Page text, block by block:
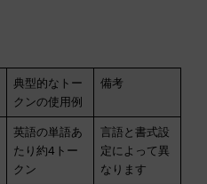
典型的なトー
クンの使用例
備考
英語の単語あ
たり約4トー
クン
言語と書式設
定によって異
なります